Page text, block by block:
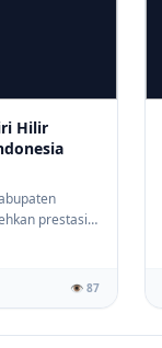
Hilir
prestasi
👁️ 87